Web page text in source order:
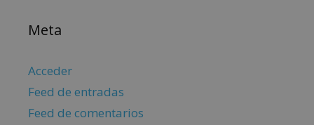
Meta
Acceder
Feed de entradas
Feed de comentarios